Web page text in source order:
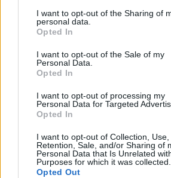
not limited to your visit or usage
grant or deny consent to Google and its
use your data for below specified
consent section.
I want to opt-out of the Sharing of
personal data.
Opted In
I want to opt-out of the Sale of my
Personal Data.
Opted In
I want to opt-out of processing my
Personal Data for Targeted
Opted In
I want to opt-out of Collection, Use,
Retention, Sale, and/or Sharing of
Personal Data that Is Unrelated
Purposes for which it was collected.
Opted Out
GalluraOggi.it
i tuoi video e le
Su WhatsApp al
345 356 7512